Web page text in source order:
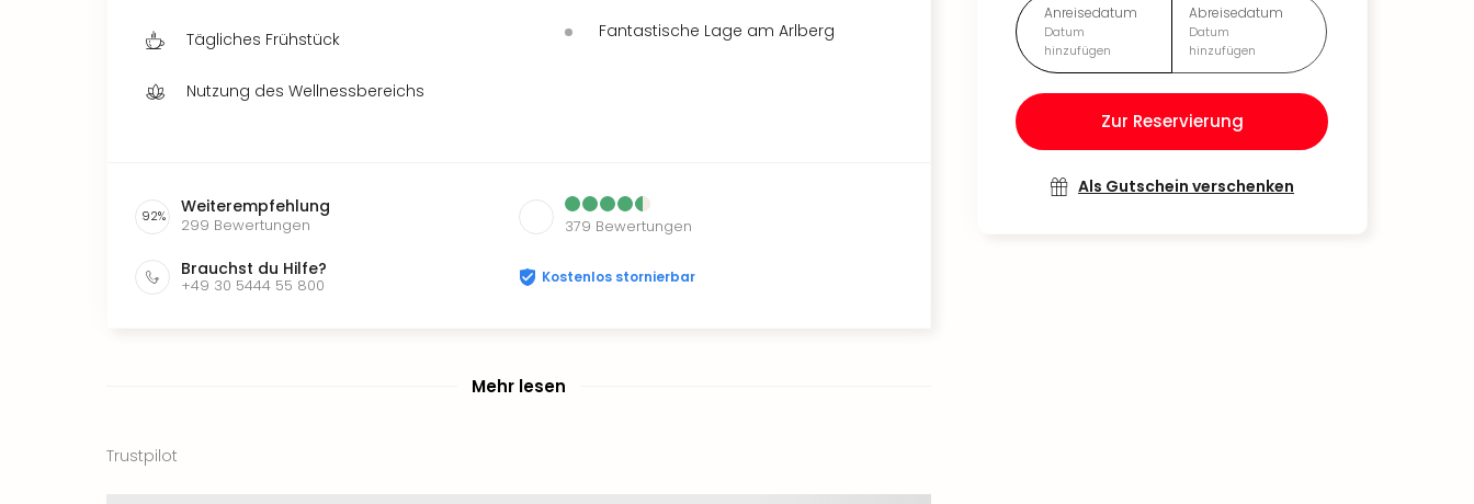
Anreisedatum
Datum
hinzufügen
Abreisedatum
Datum
hinzufügen
Zur Reservierung
Als Gutschein verschenken
Tägliches Frühstück
Nutzung des Wellnessbereichs
Fantastische Lage am Arlberg
92% Weiterempfehlung
299 Bewertungen 379 Bewertungen
Brauchst du Hilfe?
+49 30 5444 55 800 Kostenlos stornierbar
Mehr lesen
Trustpilot